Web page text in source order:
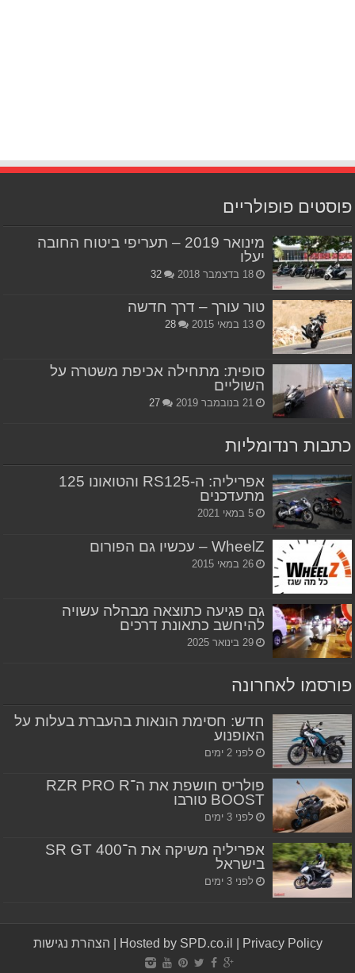
פוסטים פופולריים
מינואר 2019 – תעריפי ביטוח החובה
יעלו
18 בדצמבר 2018 32
טור עורך – דרך חדשה
13 במאי 2015 28
סופית: מתחילה אכיפת משטרה על
השוליים
21 בנובמבר 2019 27
כתבות רנדומליות
אפריליה: ה-RS125 והטואונו 125
מתעדכנים
5 במאי 2021
WheelZ – עכשיו גם הפורום
26 במאי 2015
גם פגיעה כתוצאה מבהלה עשויה
להיחשב כתאונת דרכים
29 בינואר 2025
פורסמו לאחרונה
חדש: חסימת הונאות בהעברת בעלות על
האופנוע
לפני 2 ימים
פולריס חושפת את ה־RZR PRO R
BOOST טורבו
לפני 3 ימים
אפריליה משיקה את ה־SR GT 400
בישראל
לפני 3 ימים
Hosted by SPD.co.il Privacy Policy הצהרת נגישות